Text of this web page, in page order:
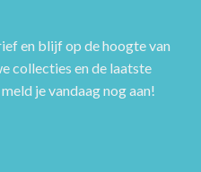
en blijf op de hoogte van
collecties en de laatste
je vandaag nog aan!